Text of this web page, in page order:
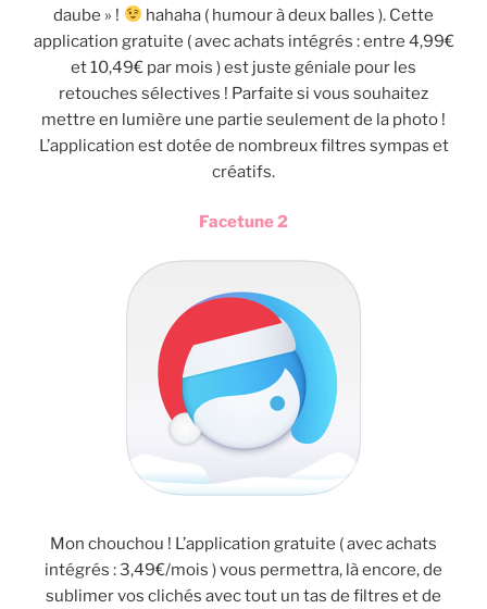
daube » !
hahaha ( humour à deux balles ). Cette
application gratuite ( avec achats intégrés : entre 4,99€
et 10,49€ par mois ) est juste géniale pour les
retouches sélectives ! Parfaite si vous souhaitez
mettre en lumière une partie seulement de la photo !
L’application est dotée de nombreux filtres sympas et
créatifs.
Facetune 2
Mon chouchou ! L’application gratuite ( avec achats
intégrés : 3,49€/mois ) vous permettra, là encore, de
sublimer vos clichés avec tout un tas de filtres et de